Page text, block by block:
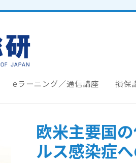
eラーニング／通信講座 損保
欧米主要国
ルス感染症